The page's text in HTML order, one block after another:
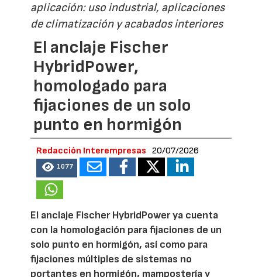
aplicación: uso industrial, aplicaciones
de climatización y acabados interiores
El anclaje Fischer
HybridPower,
homologado para
fijaciones de un solo
punto en hormigón
Redacción Interempresas 20/07/2026
1077
El anclaje Fischer HybridPower ya cuenta
con la homologación para fijaciones de un
solo punto en hormigón, así como para
fijaciones múltiples de sistemas no
portantes en hormigón, mampostería y